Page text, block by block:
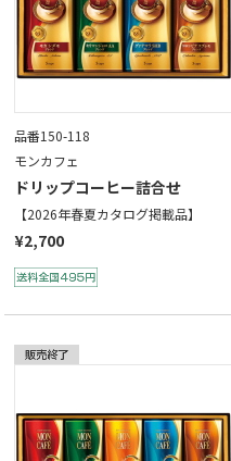
品番150-118
モンカフェ
ドリップコーヒー詰合せ
【2026年春夏カタログ掲載品】
¥2,700